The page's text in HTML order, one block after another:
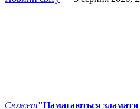
Сюжет"Намагаються зламати